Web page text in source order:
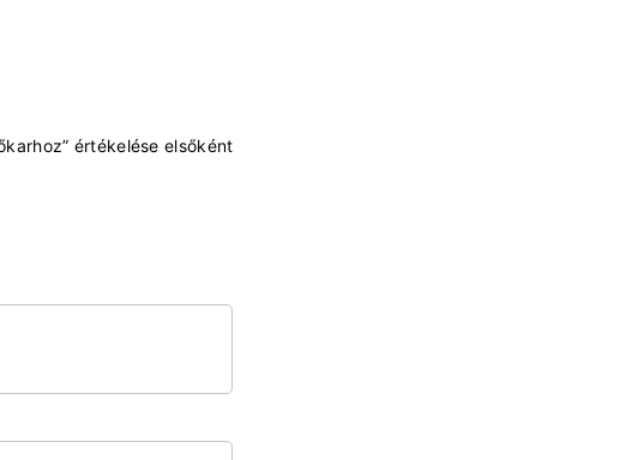
értékelése elsőként